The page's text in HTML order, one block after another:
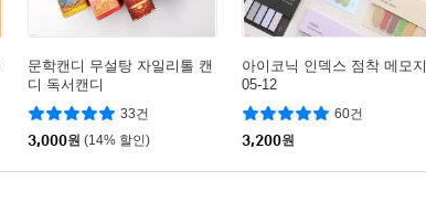
문학캔디 무설탕 자일리톨 캔
디 독서캔디
33건
3,000원 (14% 할인)
아이코닉 인덱스 점착 메모지
05-12
60건
3,200원